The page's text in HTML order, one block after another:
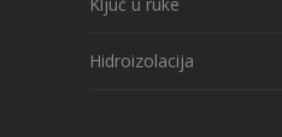
Hidroizolacija